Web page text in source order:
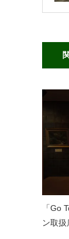
「Go
ン取扱